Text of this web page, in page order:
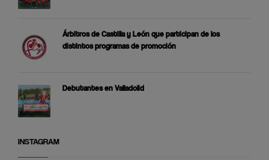
Árbitros de Castilla y León que participan de los
distintos programas de promoción
Debutantes en Valladolid
INSTAGRAM